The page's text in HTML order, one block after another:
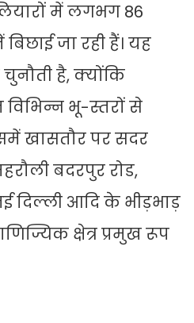
में लगभग 86
जा रही हैं। यह
है, क्योंकि
विभिन्न भू-स्तरों से
खासतौर पर सदर
बदरपुर रोड,
दिल्ली आदि के भीड़भाड़
क्षेत्र प्रमुख रूप